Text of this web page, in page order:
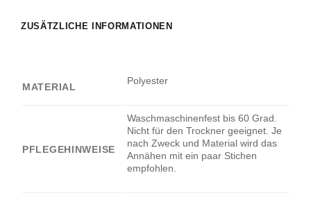
ZUSÄTZLICHE INFORMATIONEN
MATERIAL
Polyester
PFLEGEHINWEISE
Waschmaschinenfest bis 60 Grad.
Nicht für den Trockner geeignet. Je
nach Zweck und Material wird das
Annähen mit ein paar Stichen
empfohlen.